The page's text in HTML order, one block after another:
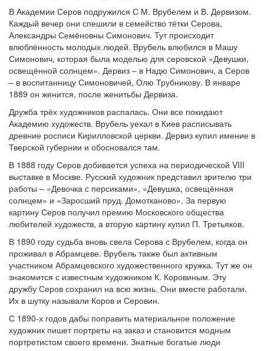
В Академии Серов подружился С М. Врубелем и В. Дервизом.
Каждый вечер они спешили в семейство тётки Серова,
Александры Семёновны Симонович. Тут происходит
влюблённость молодых людей. Врубель влюбился в Машу
Симонович, которая была моделью для серовской «Девушки,
освещённой солнцем». Дервиз – в Надю Симонович, а Серов
– в воспитанницу Симоновичей, Олю Трубникову. В январе
1889 он женится, после женитьбы Дервиза.
Дружба трёх художников распалась. Они все покидают
Академию художеств. Врубель уехал в Киев расписывать
древние росписи Кирилловской церкви. Дервиз купил имение в
Тверской губернии и обосновался там.
В 1888 году Серов добивается успеха на периодической VIII
выставке в Москве. Русский художник представил зрителю три
работы – «Девочка с персиками», «Девушка, освещённая
солнцем» и «Заросший пруд. Домотканово». За первую
картину Серов получил премию Московского общества
любителей художеств, а вторую картину купил П. Третьяков.
В 1890 году судьба вновь свела Серова с Врубелем, когда он
проживал в Абрамцеве. Врубель также был активным
участником Абрамцевского художественного кружка. Тут же он
знакомится с известным художником К. Коровиным. Эту
дружбу Серов сохранил на всю жизнь. Они вместе работали.
Их в шутку называли Коров и Серовин.
С 1890-х годов дабы поправить материальное положение
художник пишет портреты на заказ и становится модным
портретистом своего времени. Знатные богатые люди